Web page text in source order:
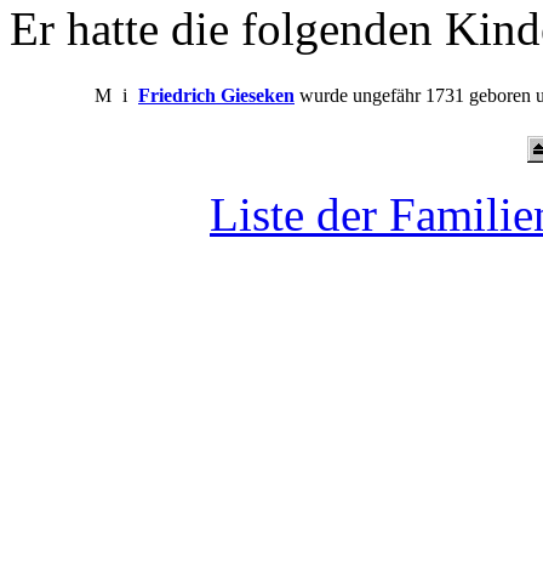
Er hatte die folgenden
M i Friedrich Gieseken wurde ungefähr 1731 geboren
Liste der